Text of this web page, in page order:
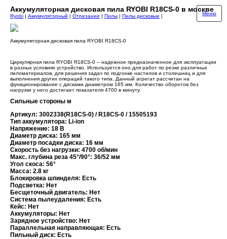
Аккумуляторная дисковая пила RYOBI R18CS-0 в москве
Меню
Ryobi | Аккумуляторный | Отрезание | Пилы | Пилы дисковые |
Аккумуляторная дисковая пила RYOBI R18CS-0
Циркулярная пила RYOBI R18CS-0 – надежное предназначенное для эксплуатации
в разных условиях устройство. Используется оно для работ по резке различных
пиломатериалов, для решения задач по подгонке настилов и столешниц и для
выполнения других операций такого типа. Данный агрегат рассчитан на
функционирование с дисками диаметром 165 мм. Количество оборотов без
нагрузки у него достигает показателя 4700 в минуту.
Cильные стороны м
Артикул: 3002338(R18CS-0) / R18CS-0 / 15505193
Тип аккумулятора: Li-ion
Напряжение: 18 В
Диаметр диска: 165 мм
Диаметр посадки диска: 16 мм
Скорость без нагрузки: 4700 об/мин
Макс. глубина реза 45°/90°: 36/52 мм
Угол скоса: 56°
Масса: 2.8 кг
Блокировка шпинделя: Есть
Подсветка: Нет
Бесщеточный двигатель: Нет
Система пылеудаления: Есть
Кейс: Нет
Аккумуляторы: Нет
Зарядное устройство: Нет
Параллельная направляющая: Есть
Пильный диск: Есть